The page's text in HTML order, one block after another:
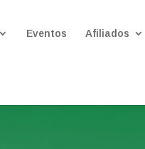
Eventos Afiliados